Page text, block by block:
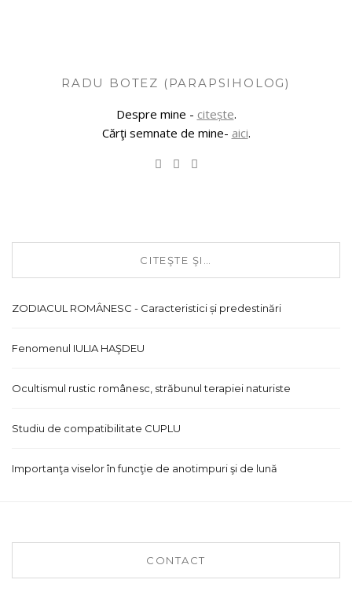
RADU BOTEZ (PARAPSIHOLOG)
Despre mine - citește.
Cărţi semnate de mine- aici.
CITEŞTE ŞI…
ZODIACUL ROMÂNESC - Caracteristici și predestinări
Fenomenul IULIA HAŞDEU
Ocultismul rustic românesc, străbunul terapiei naturiste
Studiu de compatibilitate CUPLU
Importanţa viselor în funcţie de anotimpuri şi de lună
CONTACT